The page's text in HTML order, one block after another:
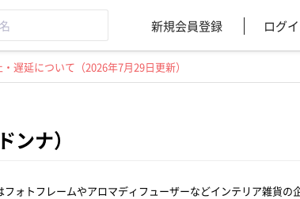
新規会員登録 ログ
遅延について（2026年7月29日更新）
ンナ）
フォトフレームやアロマディフューザーなどインテリア雑貨